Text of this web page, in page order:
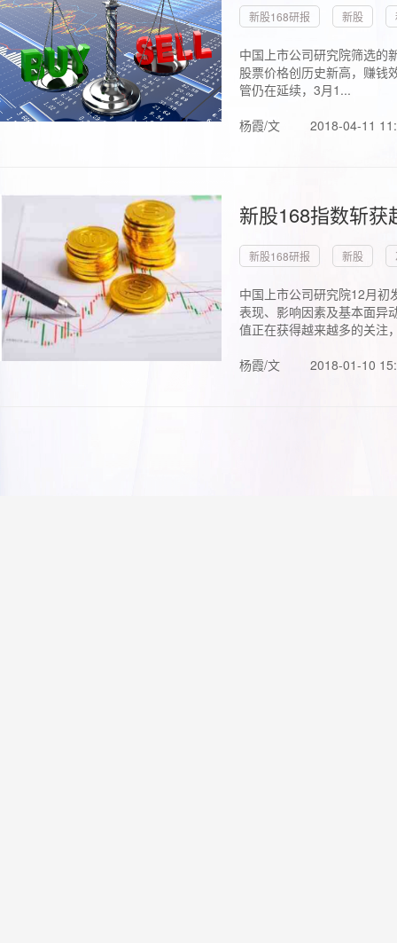
新股168研报 新股
中国上市公司研究院筛选的
股票价格创历史新高，赚钱
管仍在延续，3月1...
杨霞/文
2018-04-11
新股168指数斩
新股168研报 新股
中国上市公司研究院12月初
表现、影响因素及基本面异
值正在获得越来越多的关注
杨霞/文
2018-01-10